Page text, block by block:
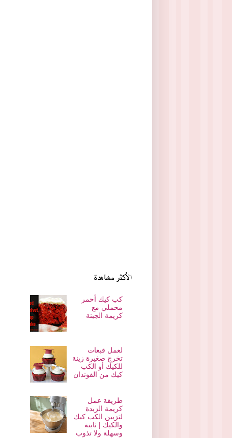
الأكثر مشاهدة
كب كيك أحمر
مخملي مع
كريمة الجبنة
لعمل قبعات
تخرج صغيرة زينة
للكيك أو الكب
كيك من الفوندان
طريقة عمل
كريمة الزبدة
لتزيين الكب كيك
والكيك | ثابتة
وسهلة ولا تذوب